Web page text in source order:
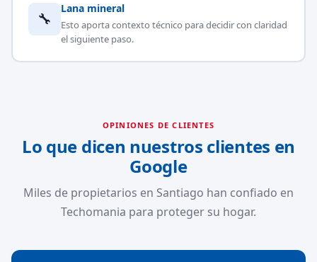
🔧
Lana mineral
Esto aporta contexto técnico para decidir con claridad
el siguiente paso.
OPINIONES DE CLIENTES
Lo que dicen nuestros clientes en
Google
Miles de propietarios en Santiago han confiado en
Techomania para proteger su hogar.